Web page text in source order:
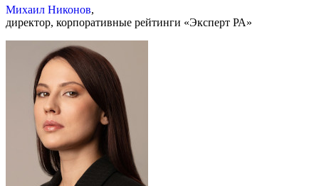
Михаил Никонов,
директор, корпоративные рейтинги «Эксперт РА»